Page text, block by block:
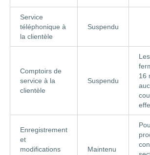
Service
téléphonique à
la clientèle
Suspendu
Comptoirs de
service à la
clientèle
Suspendu
16
Enregistrement
et
modifications
Maintenu